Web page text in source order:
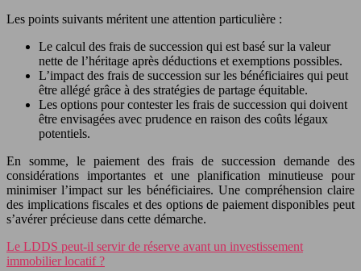
Les points suivants méritent une attention particulière :
Le calcul des frais de succession qui est basé sur la valeur
nette de l’héritage après déductions et exemptions possibles.
L’impact des frais de succession sur les bénéficiaires qui peut
être allégé grâce à des stratégies de partage équitable.
Les options pour contester les frais de succession qui doivent
être envisagées avec prudence en raison des coûts légaux
potentiels.
En somme, le paiement des frais de succession demande des
considérations importantes et une planification minutieuse pour
minimiser l’impact sur les bénéficiaires. Une compréhension claire
des implications fiscales et des options de paiement disponibles peut
s’avérer précieuse dans cette démarche.
Le LDDS peut-il servir de réserve avant un investissement
immobilier locatif ?